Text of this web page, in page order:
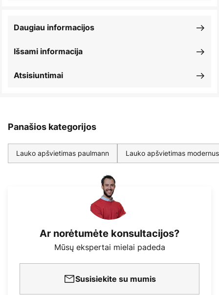
Išsami informacija
Daugiau informacijos
Atsisiuntimai
Panašios kategorijos
Lauko apšvietimas paulmann Lauko apšvietimas modernus
Ar norėtumėte konsultacijos?
Mūsų ekspertai mielai padeda
Susisiekite su mumis